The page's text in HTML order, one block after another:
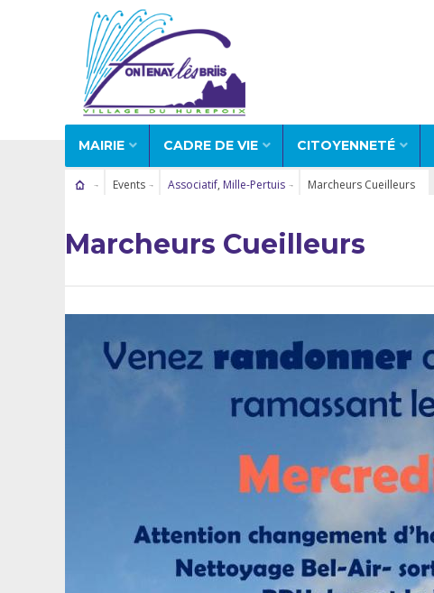
MAIRIE CADRE DE VIE CITOYENNETÉ
Events Associatif, Mille-Pertuis Marcheurs Cueilleurs
Marcheurs Cueilleurs